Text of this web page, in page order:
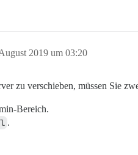
2019 um 03:20
zu verschieben, müssen Sie
Bereich.
.